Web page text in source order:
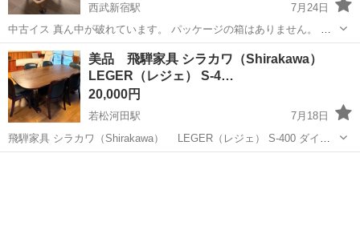
西武新宿駅
7月24日
中古イス 真ん中が破れています。 パッケージの箱はありません。 ま
とめて引き取られる方を探しています。
東京 新宿区 西武新宿駅
美品 飛騨家具 シラカワ（Shirakawa）
LEGER（レジェ） S-4…
20,000円
若松河田駅
7月18日
飛騨家具 シラカワ（Shirakawa） LEGER（レジェ） S-400 ダイニ
ングチェア2脚 国産の高品質木材を使用した、 高品質で品のあるオー